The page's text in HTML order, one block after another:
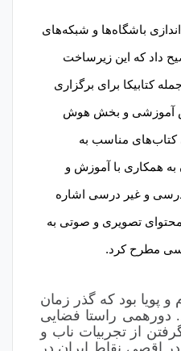
باشگاه‌ها و شبکه‌های
داد که این زیرساخت
کتابیکا برای برگزاری
آموزشی و بخش هوش
مناسب به
همکاری با آموزش و
و غیر درسی اشاره
محتوای تصویری و صوتی به
مطرح کرد.
پویا بود که گذر زمان
دورهمی راستا فضایی
از تجربیات ناب و